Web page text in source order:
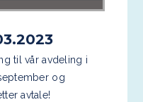
til vår avdeling i
og
avtale!